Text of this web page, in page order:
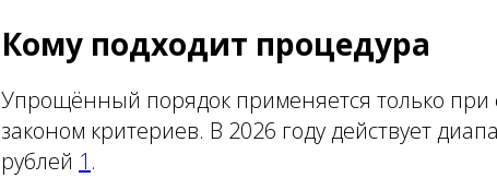
Кому подходит процедура
Упрощённый порядок применяется только
законом критериев. В 2026 году действует
рублей 1 .